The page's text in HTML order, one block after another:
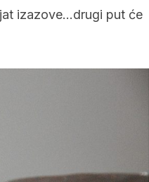
izazove…drugi put će